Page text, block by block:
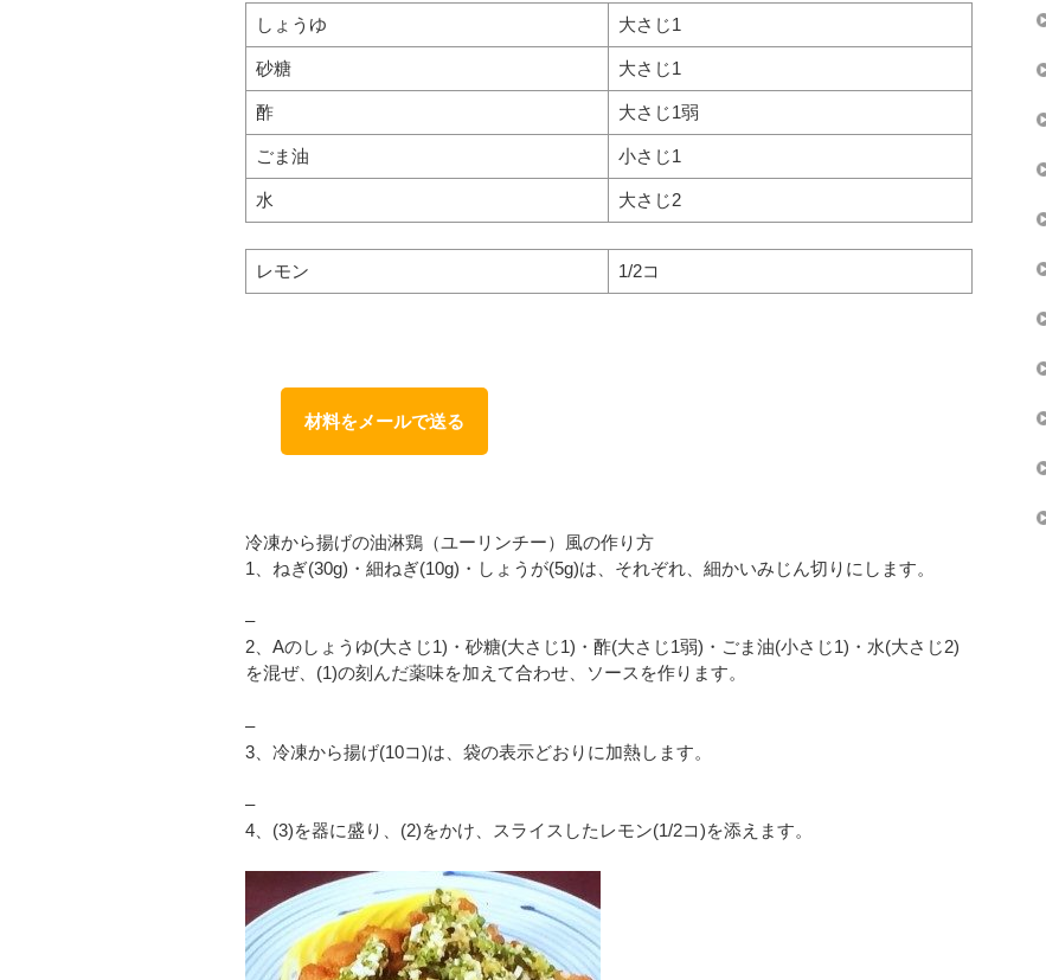
しょうゆ
大さじ1
砂糖 大さじ1
酢 大さじ1弱
ごま油 小さじ1
水 大さじ2
レモン 1/2コ
材料をメールで送る
冷凍から揚げの油淋鶏（ユーリンチー）風の作り方
1、ねぎ(30g)・細ねぎ(10g)・しょうが(5g)は、それぞれ、細かいみじん切りにします。
–
2、Aのしょうゆ(大さじ1)・砂糖(大さじ1)・酢(大さじ1弱)・ごま油(小さじ1)・水(大さじ2)
を混ぜ、(1)の刻んだ薬味を加えて合わせ、ソースを作ります。
–
3、冷凍から揚げ(10コ)は、袋の表示どおりに加熱します。
–
4、(3)を器に盛り、(2)をかけ、スライスしたレモン(1/2コ)を添えます。